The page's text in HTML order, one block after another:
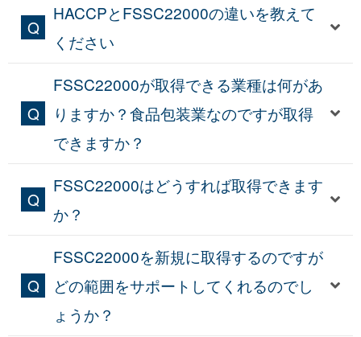
HACCPとFSSC22000の違いを教えて
ください
FSSC22000が取得できる業種は何があ
りますか？食品包装業なのですが取得
できますか？
FSSC22000はどうすれば取得できます
か？
FSSC22000を新規に取得するのですが
どの範囲をサポートしてくれるのでし
ょうか？